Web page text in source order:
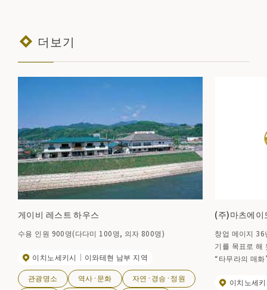
더보기
게이비 레스트 하우스
수용 인원 900명(다다미 100명, 의자 800명)
이치노세키시 이와테현 남부 지역
관광명소 역사·문화
자연·경승·정원
(주)마츠에이
창업 메이지
기를 목표로 해
“타무라의 매
이치노세